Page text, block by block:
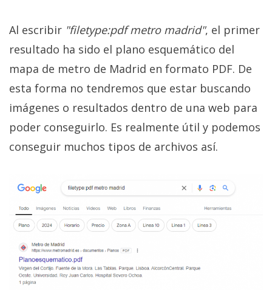
Al escribir "filetype:pdf metro madrid", el primer
resultado ha sido el plano esquemático del
mapa de metro de Madrid en formato PDF. De
esta forma no tendremos que estar buscando
imágenes o resultados dentro de una web para
poder conseguirlo. Es realmente útil y podemos
conseguir muchos tipos de archivos así.